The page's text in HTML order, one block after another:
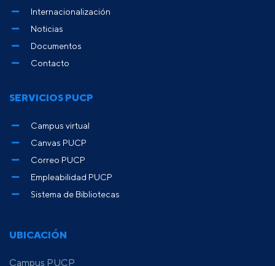
UBICACIÓN
Campus PUCP
Internacionalización
Noticias
Documentos
Contacto
SERVICIOS PUCP
Campus virtual
Canvas PUCP
Correo PUCP
Empleabilidad PUCP
Sistema de Bibliotecas